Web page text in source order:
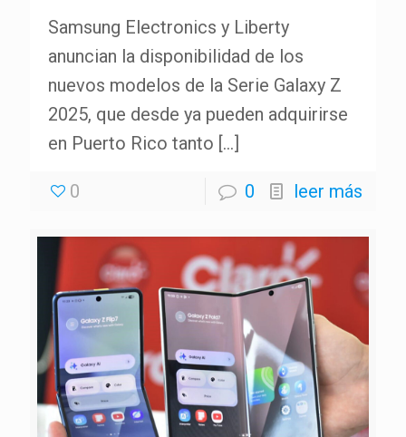
Samsung Electronics y Liberty
anuncian la disponibilidad de los
nuevos modelos de la Serie Galaxy Z
2025, que desde ya pueden adquirirse
en Puerto Rico tanto […]
0 0 leer más